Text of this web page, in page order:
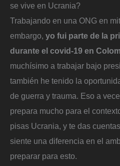
se vive en Ucrania?
Trabajando en una ONG en
embargo, yo fui parte de la
durante el covid-19 en
muchísimo a trabajar bajo
también he tenido la
de guerra y trauma. Eso a
prepara mucho para el
pisas Ucrania, y te das
siente una diferencia en el
preparar para esto.